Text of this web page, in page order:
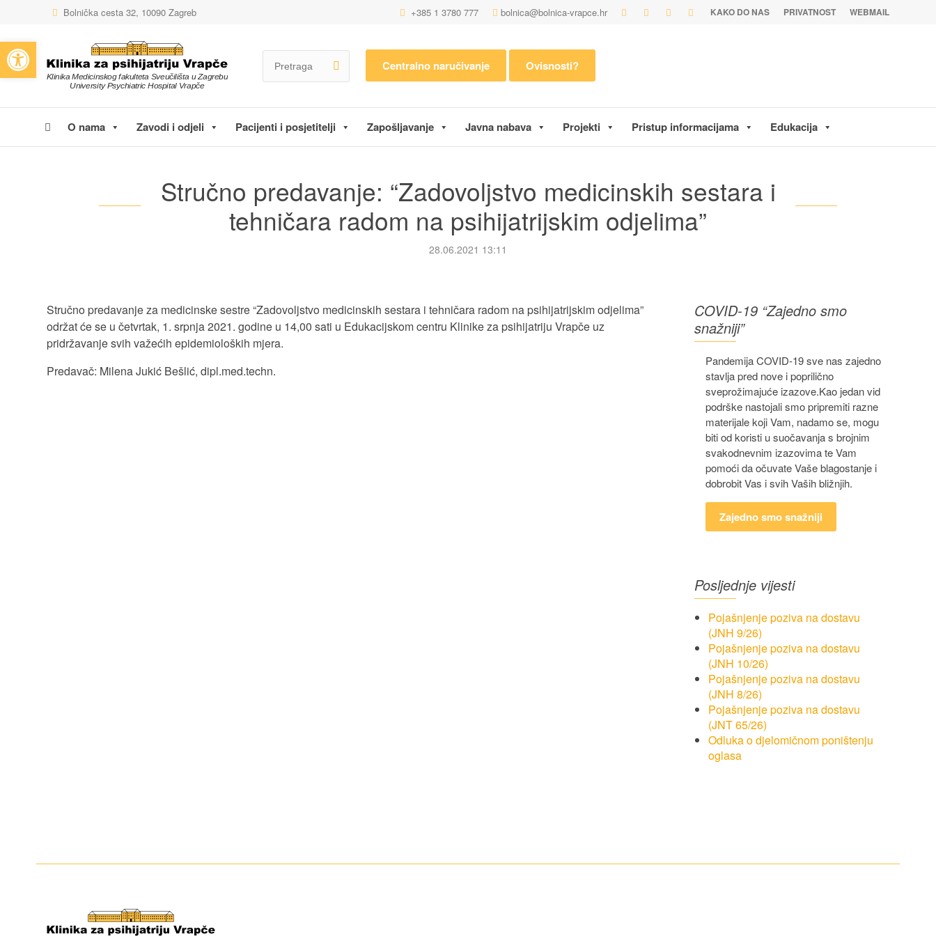
Open toolbar
Bolnička cesta 32, 10090 Zagreb +385 1 3780 777 bolnica@bolnica-vrapce.hr KAKO DO NAS PRIVATNOST WEBMAIL
Centralno naručivanje Ovisnosti?
O nama Zavodi i odjeli Pacijenti i posjetitelji Zapošljavanje Javna nabava Projekti Pristup informacijama Edukacija
Stručno predavanje: “Zadovoljstvo medicinskih sestara i
tehničara radom na psihijatrijskim odjelima”
28.06.2021 13:11
Stručno predavanje za medicinske sestre “Zadovoljstvo medicinskih sestara i tehničara radom na psihijatrijskim odjelima”
održat će se u četvrtak, 1. srpnja 2021. godine u 14,00 sati u Edukacijskom centru Klinike za psihijatriju Vrapče uz
pridržavanje svih važećih epidemioloških mjera.
Predavač: Milena Jukić Bešlić, dipl.med.techn.
COVID-19 “Zajedno smo
snažniji”
Pandemija COVID-19 sve nas zajedno
stavlja pred nove i poprilično
sveprožimajuće izazove.Kao jedan vid
podrške nastojali smo pripremiti razne
materijale koji Vam, nadamo se, mogu
biti od koristi u suočavanja s brojnim
svakodnevnim izazovima te Vam
pomoći da očuvate Vaše blagostanje i
dobrobit Vas i svih Vaših bližnjih.
Zajedno smo snažniji
Posljednje vijesti
Pojašnjenje poziva na dostavu
(JNH 9/26)
Pojašnjenje poziva na dostavu
(JNH 10/26)
Pojašnjenje poziva na dostavu
(JNH 8/26)
Pojašnjenje poziva na dostavu
(JNT 65/26)
Odluka o djelomičnom poništenju
oglasa